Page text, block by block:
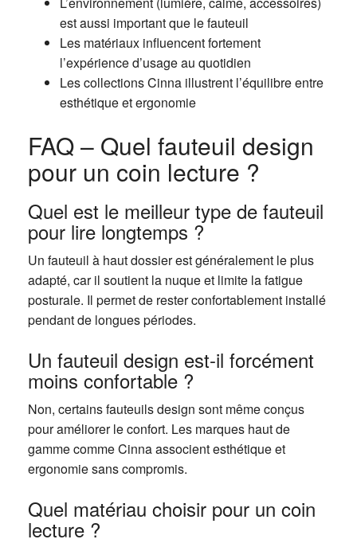
est aussi important que le fauteuil
Les matériaux influencent fortement
l’expérience d’usage au quotidien
Les collections Cinna illustrent l’équilibre entre
esthétique et ergonomie
FAQ – Quel fauteuil design
pour un coin lecture ?
Quel est le meilleur type de fauteuil
pour lire longtemps ?
Un fauteuil à haut dossier est généralement le plus
adapté, car il soutient la nuque et limite la fatigue
posturale. Il permet de rester confortablement installé
pendant de longues périodes.
Un fauteuil design est-il forcément
moins confortable ?
Non, certains fauteuils design sont même conçus
pour améliorer le confort. Les marques haut de
gamme comme Cinna associent esthétique et
ergonomie sans compromis.
Quel matériau choisir pour un coin
lecture ?